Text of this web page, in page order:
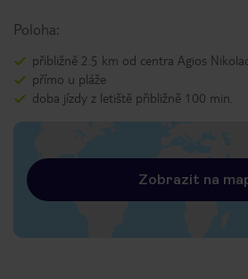
Poloha:
přibližně 2.5 km od centra Agios
přímo u pláže
doba jízdy z letiště přibližně 100 min.
Zobrazit na